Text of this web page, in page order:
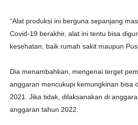
“Alat produksi ini berguna sepanjang
Covid-19 berakhir, alat ini tentu bisa
kesehatan, baik rumah sakit maupun
Dia menambahkan, mengenai terget
anggaran mencukupi kemungkinan bisa
2021. Jika tidak, dilaksanakan di
anggaran tahun 2022.